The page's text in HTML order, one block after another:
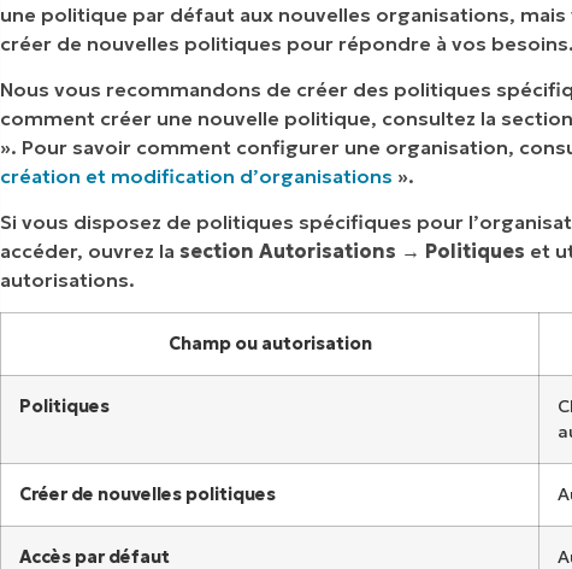
une politique par défaut aux nouvelles organisations,
créer de nouvelles politiques pour répondre à vos besoins.
Nous vous recommandons de créer des politiques
comment créer une nouvelle politique, consultez la
». Pour savoir comment configurer une organisation,
création et modification d’organisations ».
Si vous disposez de politiques spécifiques pour
accéder, ouvrez la section Autorisations → Politiques et
autorisations.
Champ ou autorisation
Politiques
Créer de nouvelles politiques
Accès par défaut